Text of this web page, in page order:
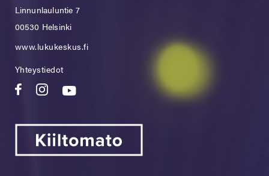
Linnunlauluntie 7
00530 Helsinki
www.lukukeskus.fi
Yhteystiedot